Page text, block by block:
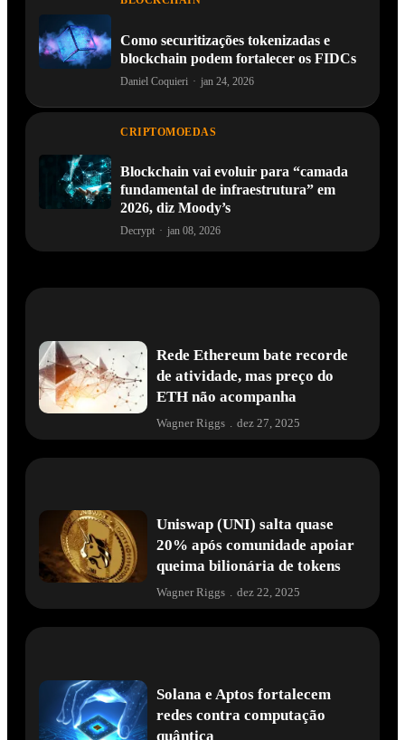
Como securitizações tokenizadas e
blockchain podem fortalecer os FIDCs
Daniel Coquieri · jan 24, 2026
CRIPTOMOEDAS
Blockchain vai evoluir para “camada
fundamental de infraestrutura” em
2026, diz Moody’s
Decrypt · jan 08, 2026
Rede Ethereum bate recorde
de atividade, mas preço do
ETH não acompanha
Wagner Riggs dez 27, 2025
Uniswap (UNI) salta quase
20% após comunidade apoiar
queima bilionária de tokens
Wagner Riggs . dez 22, 2025
Solana e Aptos fortalecem
redes contra computação
quântica